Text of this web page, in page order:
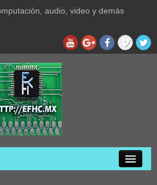
audio, video y demás